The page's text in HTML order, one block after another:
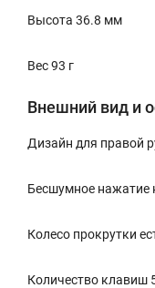
Высота 36.8 мм
Вес 93 г
Внешний вид и
Дизайн для правой
Бесшумное нажатие
Колесо прокрутки
Количество клавиш